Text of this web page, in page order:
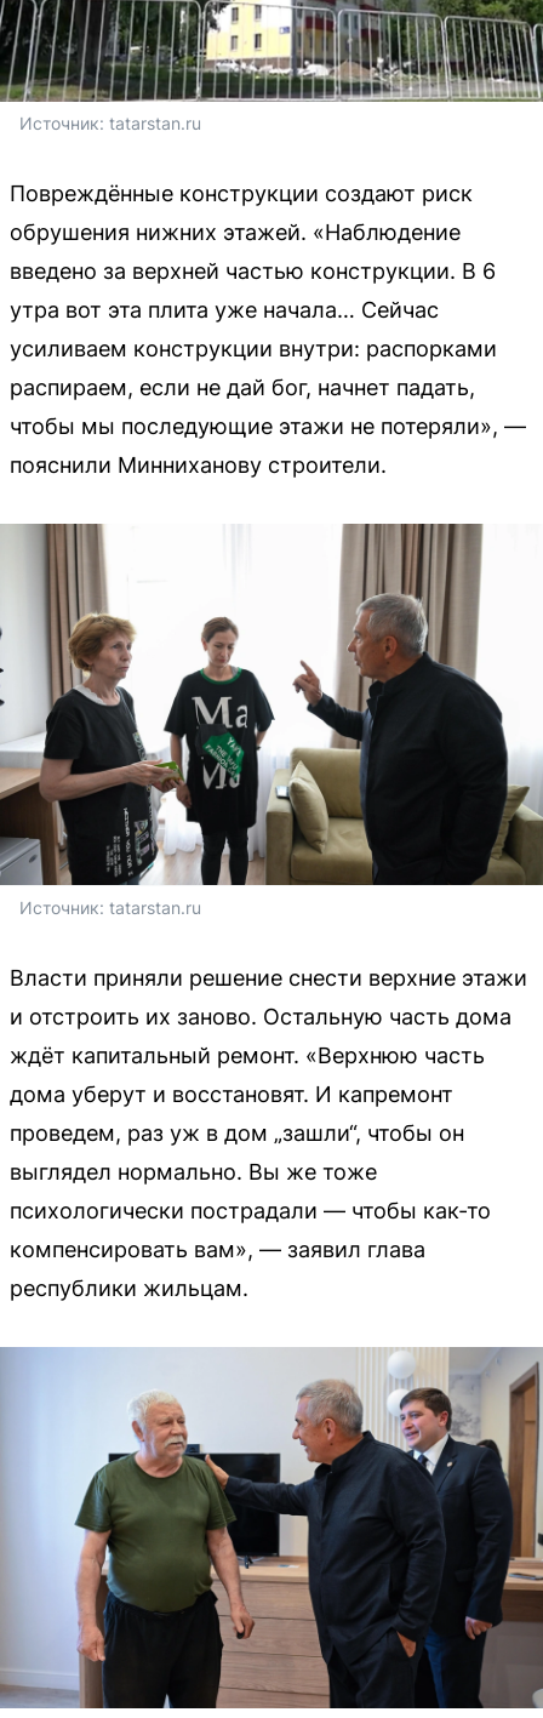
Источник: tatarstan.ru
Повреждённые конструкции создают риск
обрушения нижних этажей. «Наблюдение
введено за верхней частью конструкции. В 6
утра вот эта плита уже начала… Сейчас
усиливаем конструкции внутри: распорками
распираем, если не дай бог, начнет падать,
чтобы мы последующие этажи не потеряли», —
пояснили Минниханову строители.
Источник: tatarstan.ru
Власти приняли решение снести верхние этажи
и отстроить их заново. Остальную часть дома
ждёт капитальный ремонт. «Верхнюю часть
дома уберут и восстановят. И капремонт
проведем, раз уж в дом „зашли“, чтобы он
выглядел нормально. Вы же тоже
психологически пострадали — чтобы как-то
компенсировать вам», — заявил глава
республики жильцам.